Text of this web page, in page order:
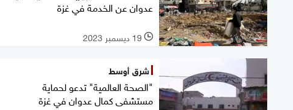
عدوان عن الخدمة في غزة
l 19 ديسمبر 2023
شرق أوسط
"الصحة العالمية" تدعو لحماية
مستشفى كمال عدوان في غزة